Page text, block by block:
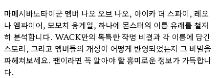
마메시바노타이군 멤버 나오 오브 나오, 아이카 더 스파이, 레오
나 엠파이어, 모모치 응게일, 하나에 몬스터의 이름 유래를 철저
히 분석합니다. WACK만의 독특한 작명 비결과 각 이름에 담긴
스토리, 그리고 멤버들의 개성이 어떻게 반영되었는지 그 비밀을
파헤쳐보세요. 팬이라면 꼭 알아야 할 흥미로운 정보가 가득합니
다.